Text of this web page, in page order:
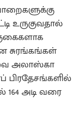
உருகுவதால்
சுரங்கங்கள்
அலாஸ்கா
பிரதேசங்களில்
அடி வரை